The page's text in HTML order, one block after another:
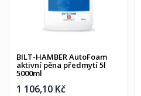
BILT-HAMBER AutoFoam
aktivní pěna předmytí 5l
5000ml
1 106,10 Kč